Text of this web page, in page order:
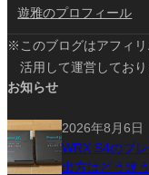
遊雅のプロフィール
※このブログはアフィ
活用して運営しており
お知らせ
2026年8月6日
WRX S4のブ
出方はどう違